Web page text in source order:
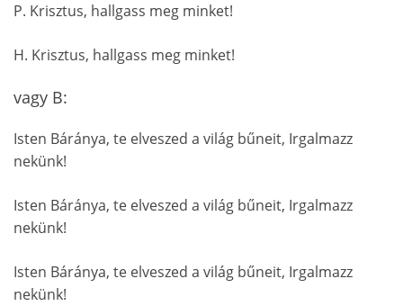
P. Krisztus, hallgass meg minket!
H. Krisztus, hallgass meg minket!
vagy B:
Isten Báránya, te elveszed a világ bűneit, Irgalmazz
nekünk!
Isten Báránya, te elveszed a világ bűneit, Irgalmazz
nekünk!
Isten Báránya, te elveszed a világ bűneit, Irgalmazz
nekünk!